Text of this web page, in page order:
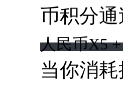
币积分
人民币X5
当你消